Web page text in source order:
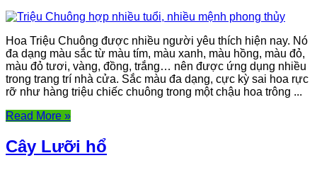
Hoa Triệu Chuông được nhiều người yêu thích hiện nay. Nó
đa dạng màu sắc từ màu tím, màu xanh, màu hồng, màu đỏ,
màu đỏ tươi, vàng, đồng, trắng… nên được ứng dụng nhiều
trong trang trí nhà cửa. Sắc màu đa dạng, cực kỳ sai hoa rực
rỡ như hàng triệu chiếc chuông trong một chậu hoa trông ...
Read More »
Cây Lưỡi hổ